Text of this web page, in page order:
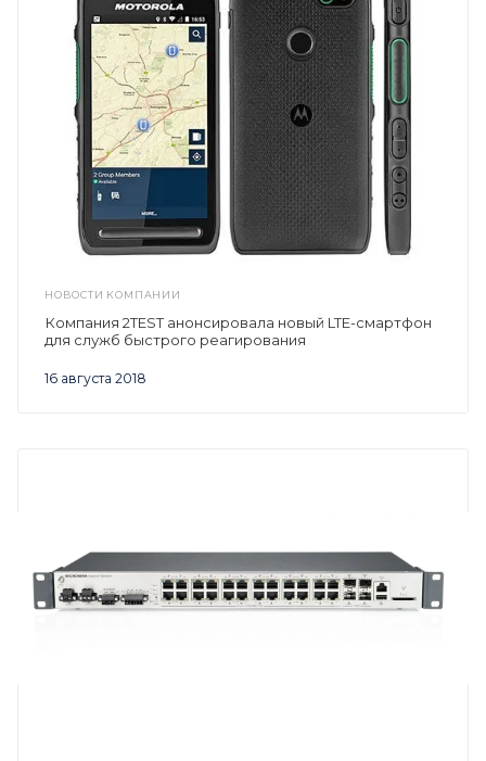
НОВОСТИ КОМПАНИИ
16 августа 2018
Компания 2TEST анонсировала новый LTE-смартфон
для служб быстрого реагирования